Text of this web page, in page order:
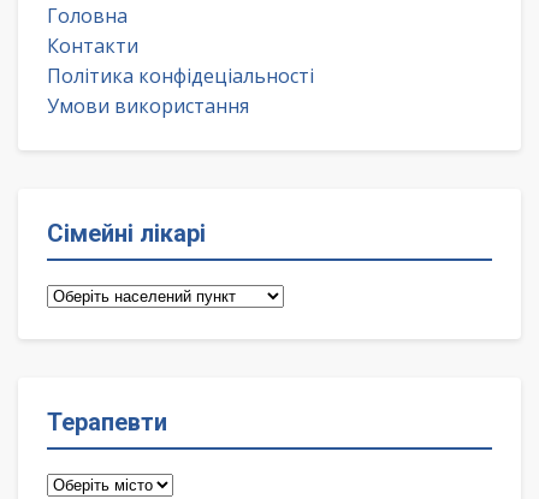
Головна
Контакти
Політика конфідеціальності
Умови використання
Сімейні лікарі
Сімейні
Терапевти
Терапевти